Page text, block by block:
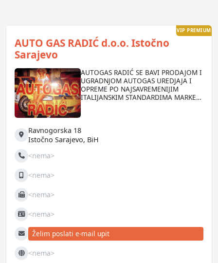
VIP PREMIUM
AUTO GAS RADIĆ d.o.o. Istočno
Sarajevo
AUTOGAS RADIĆ SE BAVI PRODAJOM I
UGRADNJOM AUTOGAS UREDJAJA I
OPREME PO NAJSAVREMENIJIM
ITALIJANSKIM STANDARDIMA MARKE
LOVATO, LANDI, TOMASETO, ZAVOLI I
AC/E. JEDNA JE OD NAJUSPJEŠNIJIH I
PO PITANJU OVE TEHNOLOGIJE.
Adresa
Ravnogorska 18
Istočno Sarajevo, BiH
Telefon<nema>
Mobilni<nema>
Fax <nema>
JIB <nema>
E-mailŽelim poslati e-mail upit
Web <nema>